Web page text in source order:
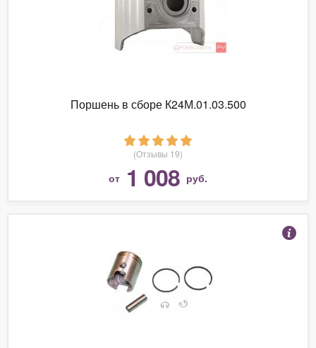
Поршень в сборе К24М.01.03.500
(Отзывы 19)
от 1 008 руб.